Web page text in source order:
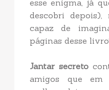
esse enigma, já
descobri
capaz de
páginas desse
Jantar secreto
amigos que